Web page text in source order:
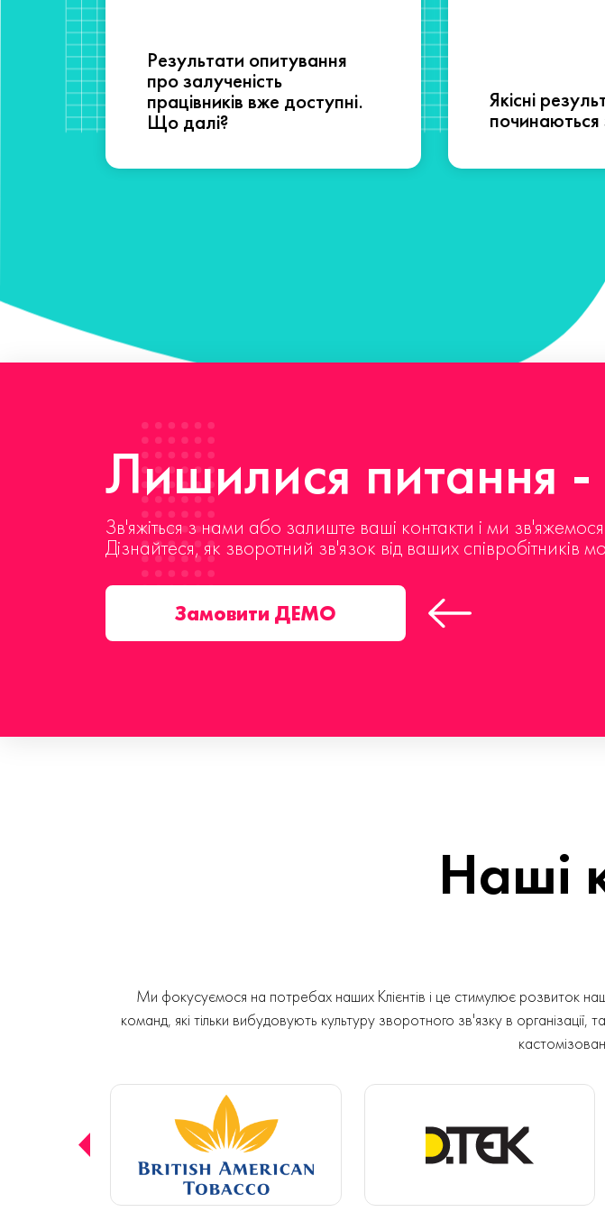
Результати опитування
про залученість
працівників вже доступні.
Що далі?
Якісні
Лишилися питання -
Зв'яжіться з нами або залиште ваші контакти і ми
Дізнайтеся, як зворотний зв'язок від ваших співробітників
Замовити ДЕМО
Наші
Ми фокусуємося на потребах наших Клієнтів і це стимулює розвиток
команд, які тільки вибудовують культуру зворотного зв'язку в організації,